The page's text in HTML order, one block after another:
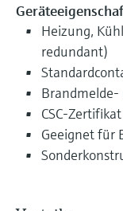
Heizung,
redundant)
Brandmelde-
CSC-
Geeignet für